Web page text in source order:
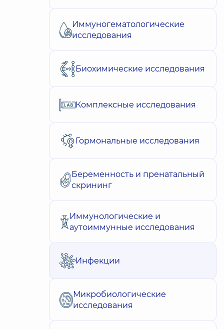
Иммуногематологические
исследования
Биохимические исследования
Комплексные исследования
Гормональные исследования
Беременность и пренатальный
скрининг
Иммунологические и
аутоиммунные исследования
Инфекции
Микробиологические
исследования